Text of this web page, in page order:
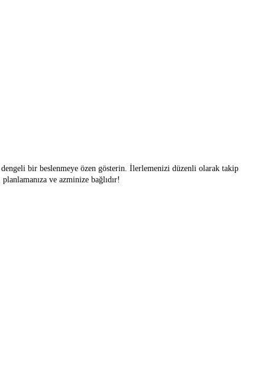
bir beslenmeye özen gösterin. İlerlemenizi düzenli olarak takip
ve azminize bağlıdır!